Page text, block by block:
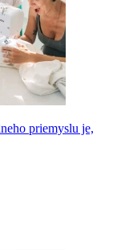
priemyslu je,